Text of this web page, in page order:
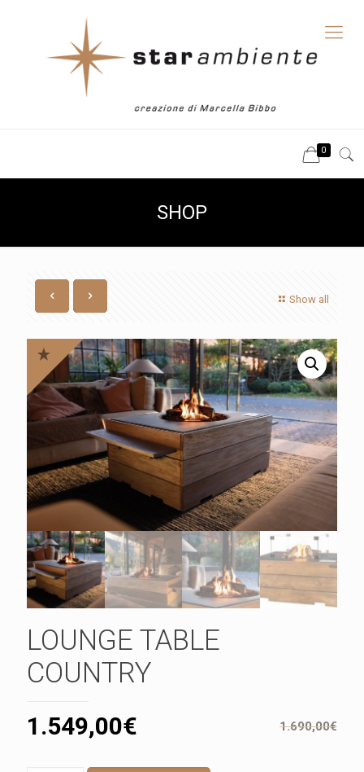
0
SHOP
Show all
LOUNGE TABLE
COUNTRY
1.690,00€
1.549,00€